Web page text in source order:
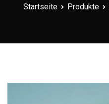
Startseite Produkte